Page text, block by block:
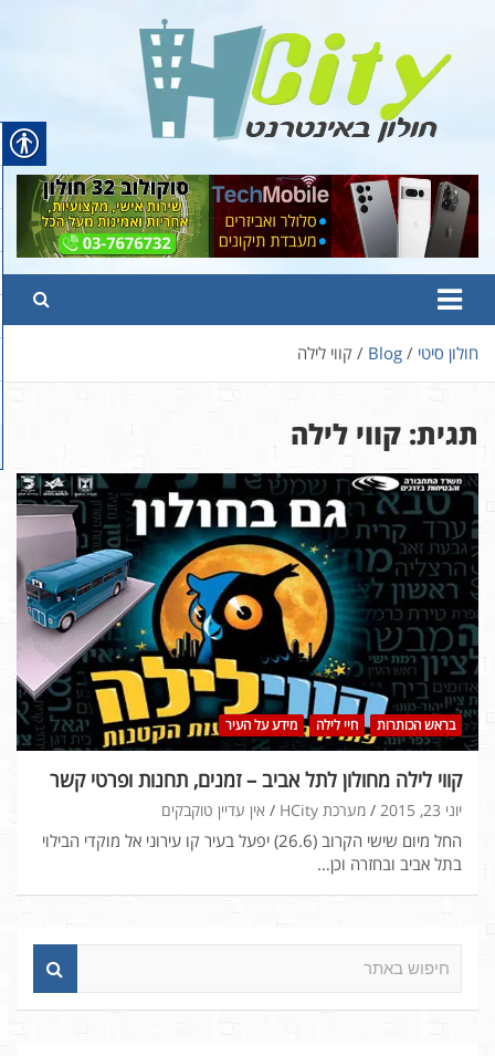
content
Hcity – חולון באינטרנט
פורטל החדשות והמידע של חולון
חולון סיטי Blog קווי לילה
תגית: קווי לילה
בראש הכותרות חיי לילה מידע על העיר
קווי לילה מחולון לתל אביב – זמנים, תחנות ופרטי קשר
יוני 23, 2015 מערכת HCity אין עדיין טוקבקים
החל מיום שישי הקרוב (26.6) יפעל בעיר קו עירוני אל מוקדי הבילוי
בתל אביב ובחזרה וכן…